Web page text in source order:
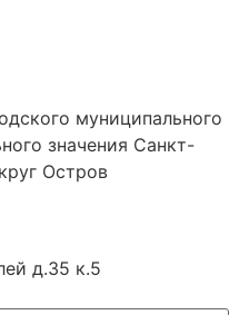
муниципального
значения Санкт-
Остров
д.35 к.5